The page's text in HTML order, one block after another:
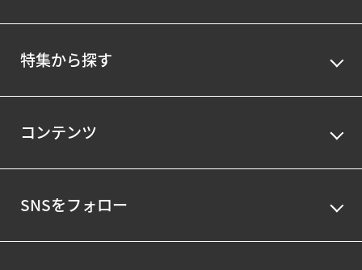
特集から探す
コンテンツ
SNSをフォロー